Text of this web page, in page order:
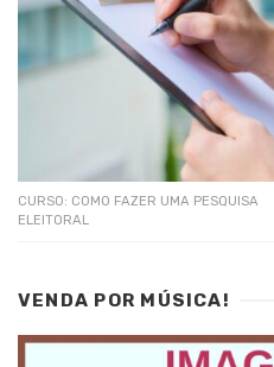
CURSO: COMO FAZER UMA PESQUISA
ELEITORAL
VENDA POR MÚSICA!